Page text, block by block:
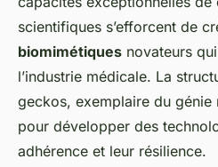
scientifiques s’efforcent de
biomimétiques novateurs
l’industrie médicale. La
geckos, exemplaire du génie
pour développer des
adhérence et leur résilience.